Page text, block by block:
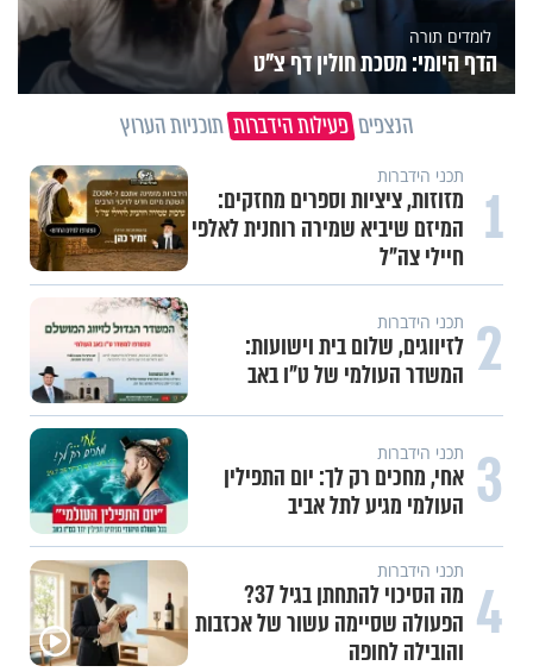
לומדים תורה
הדף היומי: מסכת חולין דף צ"ט
הנצפים פעילות הידברות תוכניות הערוץ
1 תכני הידברות
מזוזות, ציציות וספרים מחזקים:
המיזם שיביא שמירה רוחנית לאלפי
חיילי צה"ל
2 תכני הידברות
לזיווגים, שלום בית וישועות:
המשדר העולמי של ט"ו באב
3 תכני הידברות
אחי, מחכים רק לך: יום התפילין
העולמי מגיע לתל אביב
4 תכני הידברות
מה הסיכוי להתחתן בגיל 37?
הפעולה שסיימה עשור של אכזבות
והובילה לחופה